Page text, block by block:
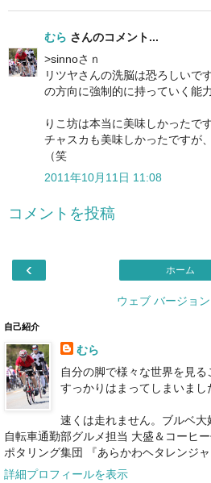
むら さんのコメント...
>sinnoさｎ
リツヤさんの洗脳は恐ろしいで
の方向に強制的に持っていく能
りこ坊は本当に美味しかったです
チャスカも美味しかったですが
（笑
2011年10月11日 11:08
コメントを投稿
‹ ホーム
ウェブ バージョ
自己紹介
むら
自分の脚で様々な世界を見
すっかりはまってしまいまし
速くは走れません。ブルベ大
自転車通勤部グルメ担当 大盛＆コーヒー
ポタリング集団 『あらかわヘタレンジ
詳細プロフィールを表示